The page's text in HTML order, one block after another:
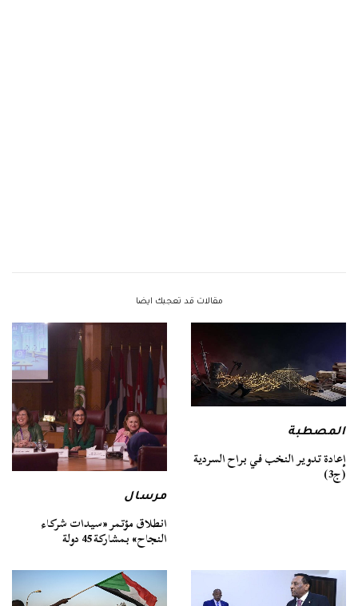
مقالات قد تعجبك ايضا
المصطبة
إعادة تدوير النخب في براح السردية
(ج3)
مرسال
انطلاق مؤتمر «سيدات شركاء
النجاح» بمشاركة 45 دولة